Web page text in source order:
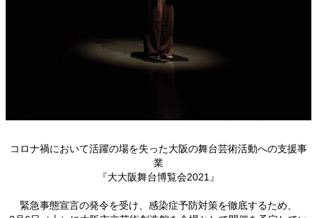
コロナ禍において活躍の場を失った大阪の舞台芸術活動への支援事
業
『大大阪舞台博覧会2021』
緊急事態宣言の発令を受け、感染症予防対策を徹底するため、